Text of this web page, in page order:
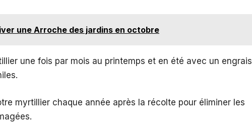
une Arroche des jardins en octobre
une fois par mois au printemps et en été avec un engrais
myrtillier chaque année après la récolte pour éliminer les